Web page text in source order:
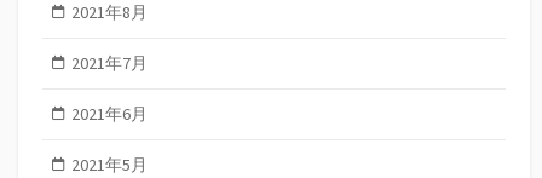
2021年8月
2021年7月
2021年6月
2021年5月